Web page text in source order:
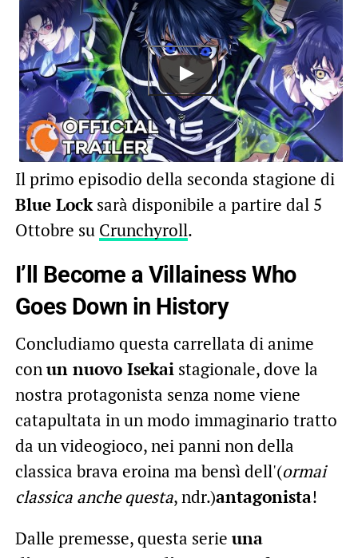
Il primo episodio della seconda stagione di
Blue Locksarà disponibile a partire dal 5
Ottobre su Crunchyroll.
I’ll Become a Villainess Who
Goes Down in History
Concludiamo questa carrellata di anime
conun nuovo Isekaistagionale, dove la
nostra protagonista senza nome viene
catapultata in un modo immaginario tratto
da un videogioco, nei panni non della
classica brava eroina ma bensì dell'(ormai
classica anche questa, ndr.)antagonista!
Dalle premesse, questa serie una